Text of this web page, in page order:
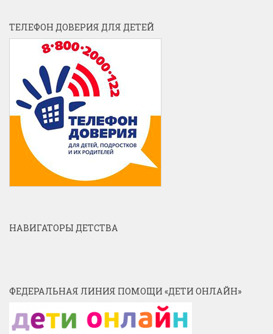
ТЕЛЕФОН ДОВЕРИЯ ДЛЯ ДЕТЕЙ
НАВИГАТОРЫ ДЕТСТВА
ФЕДЕРАЛЬНАЯ ЛИНИЯ ПОМОЩИ «ДЕТИ ОНЛАЙН»